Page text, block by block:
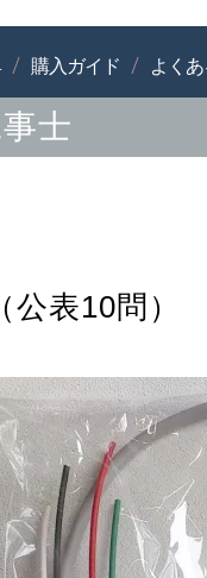
購入ガイド よく
士
表10問）